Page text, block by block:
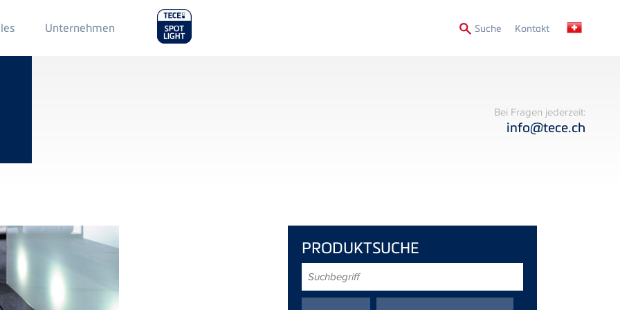
Main
Menu
2
Unternehmen SucheSecondary
Kontakt
Bei Fragen jederzeit:
info@tece.ch
PRODUKTSUCHE